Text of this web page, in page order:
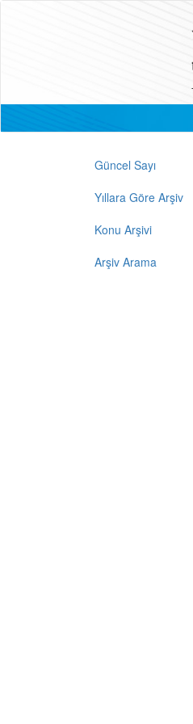
Güncel Sayı
Yıllara Göre Arşiv
Konu Arşivi
Arşiv Arama